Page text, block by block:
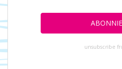
unsubscribe